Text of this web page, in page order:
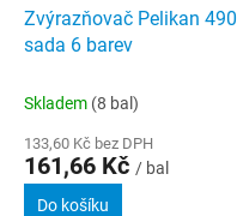
Zvýrazňovač Pelikan 490
sada 6 barev
Skladem (8 bal)
133,60 Kč bez DPH
161,66 Kč / bal
Do košíku